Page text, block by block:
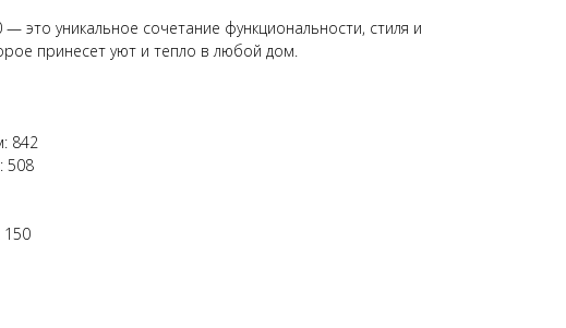
это уникальное сочетание функциональности, стиля и
принесет уют и тепло в любой дом.
842
508